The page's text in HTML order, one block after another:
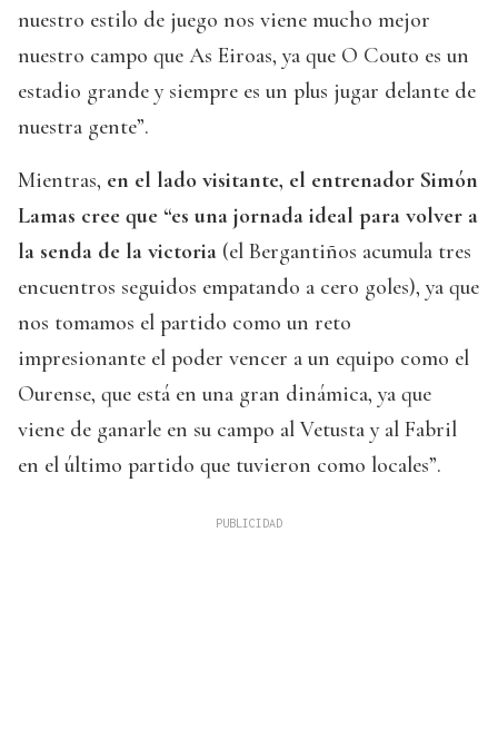
nuestro estilo de juego nos viene mucho mejor
nuestro campo que As Eiroas, ya que O Couto es un
estadio grande y siempre es un plus jugar delante de
nuestra gente”.
Mientras, en el lado visitante, el entrenador Simón
Lamas cree que “es una jornada ideal para volver a
la senda de la victoria (el Bergantiños acumula tres
encuentros seguidos empatando a cero goles), ya que
nos tomamos el partido como un reto
impresionante el poder vencer a un equipo como el
Ourense, que está en una gran dinámica, ya que
viene de ganarle en su campo al Vetusta y al Fabril
en el último partido que tuvieron como locales”.